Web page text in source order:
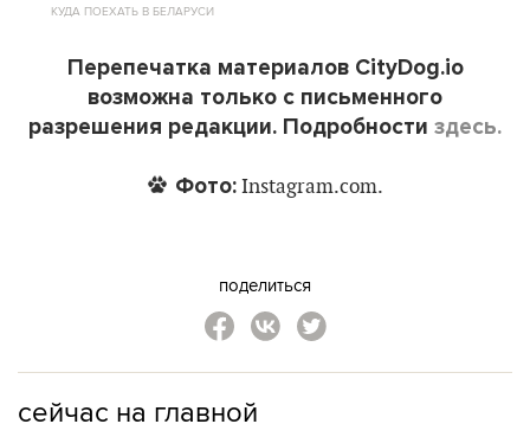
КУДА ПОЕХАТЬ В БЕЛАРУСИ
Перепечатка материалов CityDog.io
возможна только с письменного
разрешения редакции. Подробности здесь.
Фото:Instagram.com.
поделиться
сейчас на главной